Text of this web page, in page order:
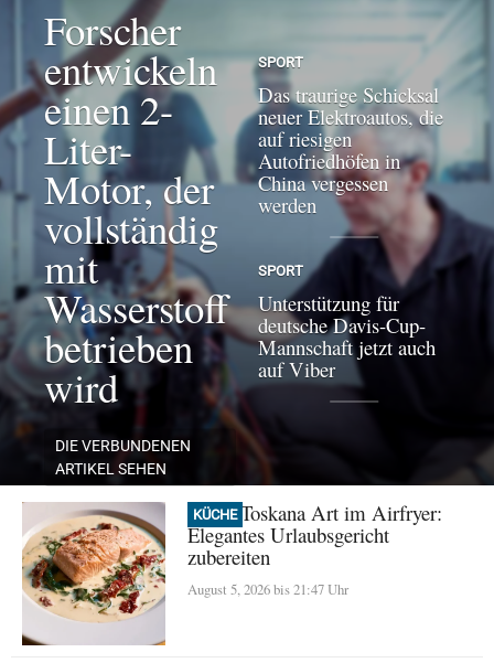
Forscher
entwickeln
einen 2-
Liter-
Motor, der
vollständig
mit
Wasserstoff
betrieben
wird
DIE VERBUNDENEN
ARTIKEL SEHEN
SPORT
Das traurige Schicksal
neuer Elektroautos, die
auf riesigen
Autofriedhöfen in
China vergessen
werden
SPORT
Unterstützung für
deutsche Davis-Cup-
Mannschaft jetzt auch
auf Viber
KÜCHE
Lachs Toskana Art im Airfryer:
Elegantes Urlaubsgericht
zubereiten
August 5, 2026 bis 21:47 Uhr